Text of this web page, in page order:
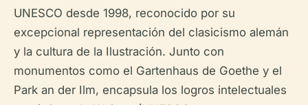
UNESCO desde 1998, reconocido por su
excepcional representación del clasicismo alemán
y la cultura de la Ilustración. Junto con
monumentos como el Gartenhaus de Goethe y el
Park an der Ilm, encapsula los logros intelectuales